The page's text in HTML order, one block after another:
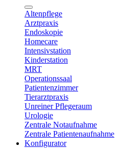
Altenpflege
Arztpraxis
Endoskopie
Homecare
Intensivstation
Kinderstation
MRT
Operationssaal
Patientenzimmer
Tierarztpraxis
Unreiner Pflegeraum
Urologie
Zentrale Notaufnahme
Zentrale Patientenaufnahme
Konfigurator